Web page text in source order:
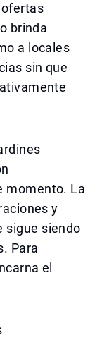
brinda
a locales
sin que
momento. La
y
sigue siendo
Para
el